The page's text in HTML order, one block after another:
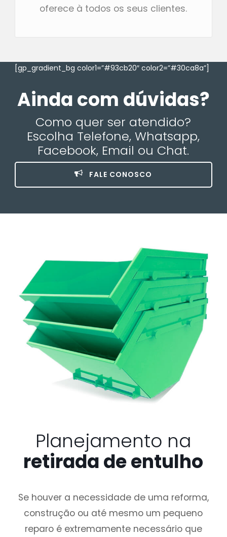
oferece à todos os seus clientes.
[gp_gradient_bg color1=”#93cb20″ color2=”#30ca8a”]
Ainda com dúvidas?
Como quer ser atendido?
Escolha Telefone, Whatsapp,
Facebook, Email ou Chat.
FALE CONOSCO
Planejamento na
retirada de entulho
Se houver a necessidade de uma reforma,
construção ou até mesmo um pequeno
reparo é extremamente necessário que